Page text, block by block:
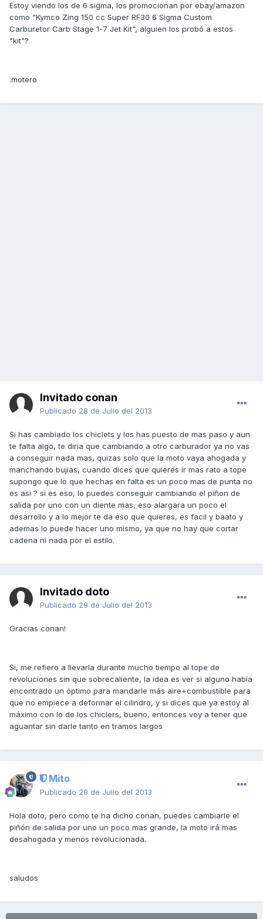
Estoy viendo los de 6 sigma, los promocionan por ebay/amazon
como "Kymco Zing 150 cc Super RF30 6 Sigma Custom
Carburetor Carb Stage 1-7 Jet Kit", alguien los probó a estos
"kit"?
:motero
Invitado conan
Publicado 28 de Julio del 2013
Si has cambiado los chiclets y los has puesto de mas paso y aun
te falta algo, te diria que cambiando a otro carburador ya no vas
a conseguir nada mas, quizas solo que la moto vaya ahogada y
manchando bujias, cuando dices que quieres ir mas rato a tope
supongo que lo que hechas en falta es un poco mas de punta no
es asi ? si es eso, lo puedes conseguir cambiando el piñon de
salida por uno con un diente mas, eso alargara un poco el
desarrollo y a lo mejor te da eso que quieres, es facil y baato y
ademas lo puede hacer uno mismo, ya que no hay que cortar
cadena ni nada por el estilo.
Invitado doto
Publicado 29 de Julio del 2013
Gracias conan!
Si, me refiero a llevarla durante mucho tiempo al tope de
revoluciones sin que sobrecaliente, la idea es ver si alguno había
encontrado un óptimo para mandarle más aire+combustible para
que no empiece a deformar el cilindro, y si dices que ya estoy al
máximo con lo de los chiclers, bueno, entonces voy a tener que
aguantar sin darle tanto en tramos largos
Mito
Publicado 29 de Julio del 2013
Hola doto, pero como te ha dicho conan, puedes cambiarle el
piñón de salida por uno un poco mas grande, la moto irá mas
desahogada y menos revolucionada.
saludos